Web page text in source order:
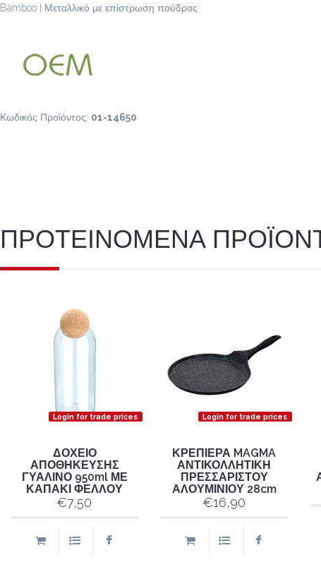
Bamboo | Μεταλλικό με επίστρωση πούδρας
Κωδικός Προϊόντος: 01-14650
ΠΡΟΤΕΙΝΟΜΕΝΑ
Login for trade prices
ΔΟΧΕΙΟ
ΑΠΟΘΗΚΕΥΣΗΣ
ΓΥΑΛΙΝΟ 950ml ΜΕ
ΚΑΠΑΚΙ ΦΕΛΛΟΥ
€7,50
Login for trade prices
ΚΡΕΠΙΕΡΑ MAGMA
ΑΝΤΙΚΟΛΛΗΤΙΚΗ
ΠΡΕΣΣΑΡΙΣΤΟΥ
ΑΛΟΥΜΙΝΙΟΥ 28cm
€16,90